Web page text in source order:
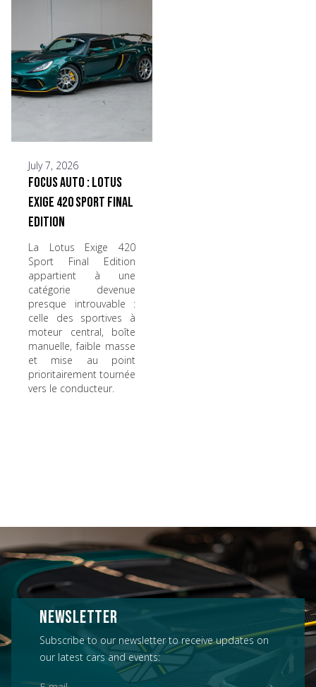
July 7, 2026
Focus Auto : Lotus
Exige 420 Sport Final
Edition
La Lotus Exige 420
Sport Final Edition
appartient à une
catégorie devenue
presque introuvable :
celle des sportives à
moteur central, boîte
manuelle, faible masse
et mise au point
prioritairement tournée
vers le conducteur.
NEWSLETTER
Subscribe to our newsletter to receive updates on
our latest cars and events: